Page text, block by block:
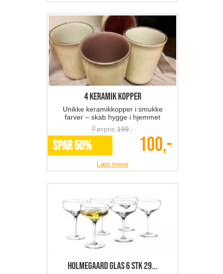
4 keramik kopper
Unikke keramikkopper i smukke
farver – skab hygge i hjemmet
Førpris199,-
SPAR 50% 100,-
Læs mere
Holmegaard glas 6 stk 29...